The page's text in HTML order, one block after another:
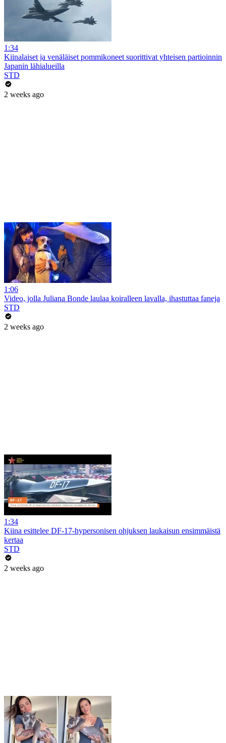
1:34
Kiinalaiset ja venäläiset pommikoneet suorittivat yhteisen partioinnin
Japanin lähialueilla
STD
2 weeks ago
1:06
Video, jolla Juliana Bonde laulaa koiralleen lavalla, ihastuttaa faneja
STD
2 weeks ago
1:34
Kiina esittelee DF-17-hypersonisen ohjuksen laukaisun ensimmäistä
kertaa
STD
2 weeks ago